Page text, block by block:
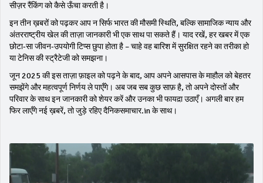
सीज़र रैंकिंग को कैसे ऊँचा करती है।
इन तीन ख़बरों को पढ़कर आप न सिर्फ भारत की मौसमी स्थिति, बल्कि सामाजिक न्याय और
अंतरराष्ट्रीय खेल की ताज़ा जानकारी भी एक साथ पा सकते हैं। याद रखें, हर खबर में एक
छोटा‑सा जीवन‑उपयोगी टिप्स छुपा होता है – चाहे वह बारिश में सुरक्षित रहने का तरीका हो
या टेनिस की स्ट्रैटेजी को समझना।
जून 2025 की इस ताज़ा फ़ाइल को पढ़ने के बाद, आप अपने आसपास के माहौल को बेहतर
समझेंगे और महत्वपूर्ण निर्णय ले पाएँगे। अब जब सब कुछ साफ़ है, तो अपने दोस्तों और
परिवार के साथ इन जानकारी को शेयर करें और उनका भी फायद़ा उठाएँ। अगली बार हम
फिर लाएँगे नई ख़बरें, तो जुड़े रहिए दैनिकसमाचार.in के साथ।